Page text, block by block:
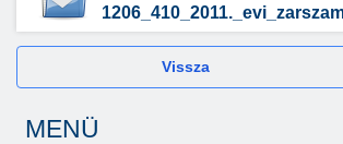
Vissza
MENÜ